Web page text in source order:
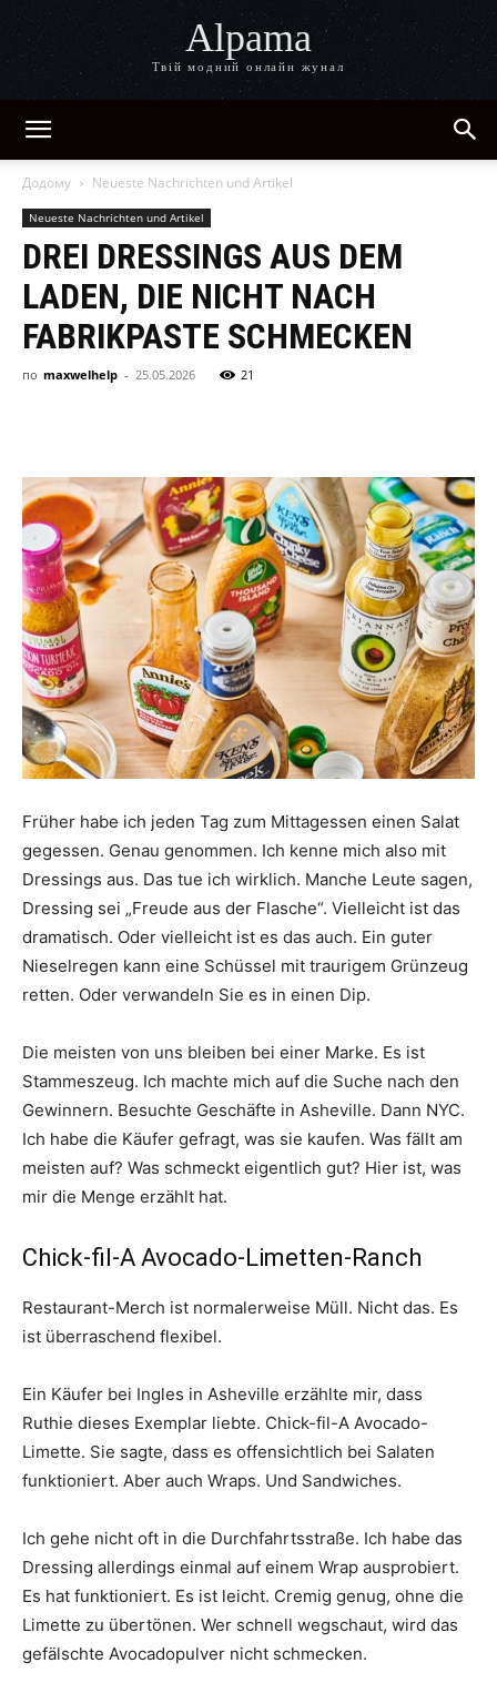
Alpama
Твій модний онлайн жунал
Додому Neueste Nachrichten und Artikel
Neueste Nachrichten und Artikel
DREI DRESSINGS AUS DEM
LADEN, DIE NICHT NACH
FABRIKPASTE SCHMECKEN
по maxwelhelp - 25.05.2026 21
Früher habe ich jeden Tag zum Mittagessen einen Salat
gegessen. Genau genommen. Ich kenne mich also mit
Dressings aus. Das tue ich wirklich. Manche Leute sagen,
Dressing sei „Freude aus der Flasche“. Vielleicht ist das
dramatisch. Oder vielleicht ist es das auch. Ein guter
Nieselregen kann eine Schüssel mit traurigem Grünzeug
retten. Oder verwandeln Sie es in einen Dip.
Die meisten von uns bleiben bei einer Marke. Es ist
Stammeszeug. Ich machte mich auf die Suche nach den
Gewinnern. Besuchte Geschäfte in Asheville. Dann NYC.
Ich habe die Käufer gefragt, was sie kaufen. Was fällt am
meisten auf? Was schmeckt eigentlich gut? Hier ist, was
mir die Menge erzählt hat.
Chick-fil-A Avocado-Limetten-Ranch
Restaurant-Merch ist normalerweise Müll. Nicht das. Es
ist überraschend flexibel.
Ein Käufer bei Ingles in Asheville erzählte mir, dass
Ruthie dieses Exemplar liebte. Chick-fil-A Avocado-
Limette. Sie sagte, dass es offensichtlich bei Salaten
funktioniert. Aber auch Wraps. Und Sandwiches.
Ich gehe nicht oft in die Durchfahrtsstraße. Ich habe das
Dressing allerdings einmal auf einem Wrap ausprobiert.
Es hat funktioniert. Es ist leicht. Cremig genug, ohne die
Limette zu übertönen. Wer schnell wegschaut, wird das
gefälschte Avocadopulver nicht schmecken.